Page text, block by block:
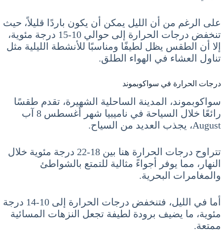
على الرغم من أن الليل يمكن أن يكون باردًا قليلاً، حيث
تنخفض درجات الحرارة إلى حوالي 10-15 درجة مئوية،
إلا أن الطقس يظل لطيفًا ومناسبًا للأنشطة الليلية مثل
تناول العشاء في الهواء الطلق.
درجات الحرارة في سواكوبموند
سواكوبموند، المدينة الساحلية الشهيرة، تقدم طقسًا
رائعًا خلال السياحة في ناميبيا شهر أغسطس 8 آب
August، يجذب العديد من السياح.
تتراوح درجات الحرارة هنا بين 18-22 درجة مئوية خلال
النهار، مما يوفر أجواءً مثالية للتمتع بالشواطئ
والمغامرات البحرية.
أما في الليل، فتنخفض درجات الحرارة إلى 10-14 درجة
مئوية، ما يضيف برودة لطيفة تجعل النزهات المسائية
ممتعة.